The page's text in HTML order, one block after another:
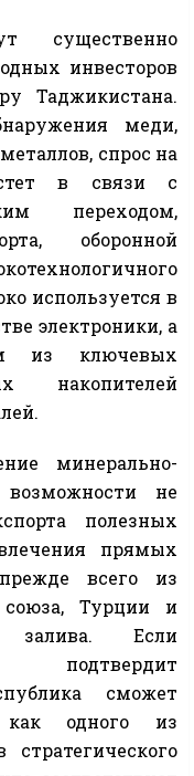
существенно
инвесторов
Таджикистана.
меди,
спрос на
в связи с
переходом,
оборонной
используется в
электроники, а
из ключевых
накопителей
минерально-
не
полезных
прямых
всего из
союза, Турции и
залива. Если
подтвердит
сможет
одного из